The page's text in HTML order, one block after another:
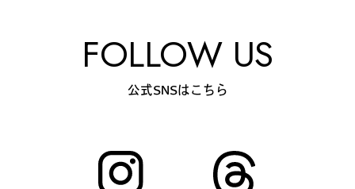
ーティン
FOLLOW US
公式SNSはこちら